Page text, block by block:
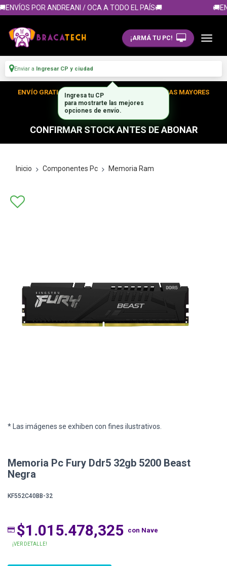
POR ANDREANI / OCA A TODO EL PAÍS🚚
¡ARMÁ TU PC!
Enviar a Ingresar CP y ciudad
ENVÍO GRATIS DENTRO DE CABA EN TUS COMPRAS MAYORES
A $300.000
CONFIRMAR STOCK ANTES DE ABONAR
Inicio Componentes Pc Memoria Ram
* Las imágenes se exhiben con fines ilustrativos.
Memoria Pc Fury Ddr5 32gb 5200 Beast
Negra
KF552C40BB-32
$1.015.478,325 con Nave
¡VER DETALLE!
Ingresa tu CP
para mostrarte las mejores
opciones de envío.